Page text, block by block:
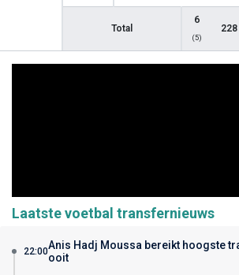
Total
6
(5)
228
Laatste voetbal transfernieuws
22:00Anis Hadj Moussa bereikt hoogste
ooit